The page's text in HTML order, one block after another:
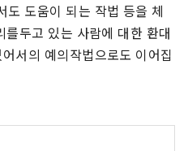
도 도움이 되는 작법 등을 체
두고 있는 사람에 대한 환대
서의 예의작법으로도 이어집